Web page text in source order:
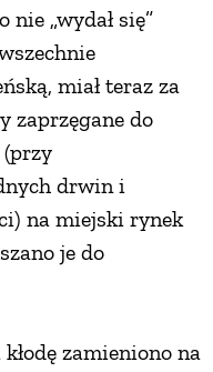
„wydał się”
miał teraz za
zaprzęgane do
(przy
drwin i
na miejski rynek
je do
zamieniono na